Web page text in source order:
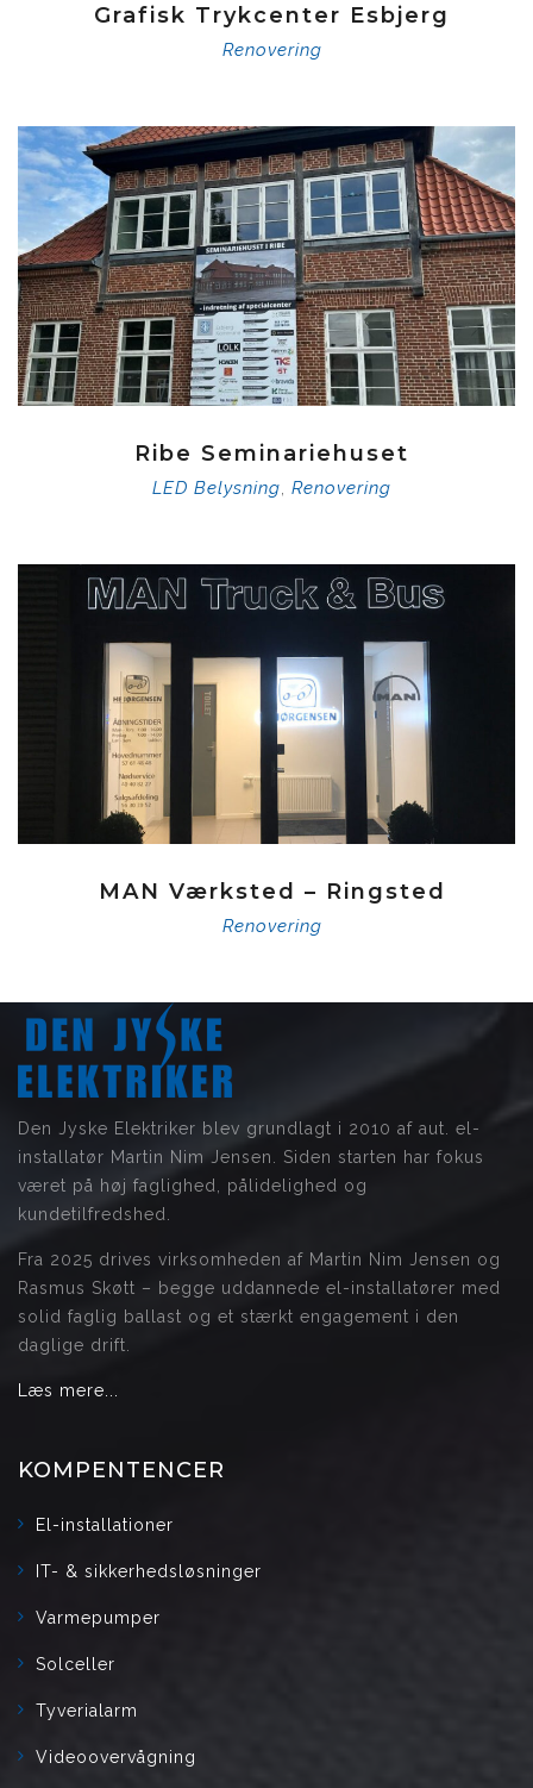
Grafisk Trykcenter Esbjerg
Renovering
Ribe Seminariehuset
LED Belysning Renovering
MAN Værksted – Ringsted
Renovering
Den Jyske Elektriker blev grundlagt i 2010 af aut. el-
installatør Martin Nim Jensen. Siden starten har fokus
været på høj faglighed, pålidelighed og
kundetilfredshed.
Fra 2025 drives virksomheden af Martin Nim Jensen og
Rasmus Skøtt – begge uddannede el-installatører med
solid faglig ballast og et stærkt engagement i den
daglige drift.
Læs mere...
KOMPENTENCER
El-installationer
IT- & sikkerhedsløsninger
Varmepumper
Solceller
Tyverialarm
Videoovervågning